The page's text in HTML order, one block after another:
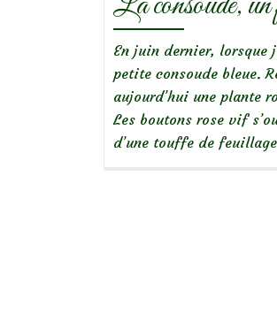
En juin dernier, lorsque
petite consoude bleue.
aujourd’hui une plante
Les boutons rose vif
d’une touffe de